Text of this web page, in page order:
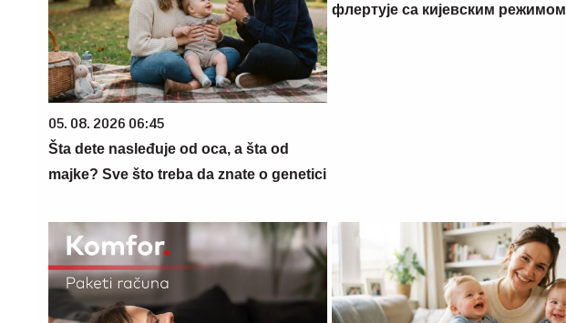
05. 08. 2026 06:45
Šta dete nasleđuje od oca, a šta od
majke? Sve što treba da znate o genetici
флертује са кијевским режимом